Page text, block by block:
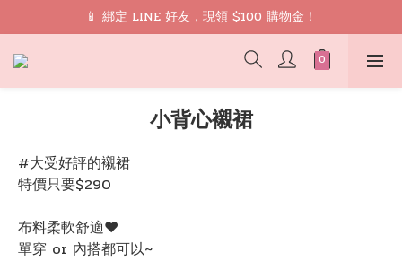
🎁 禮遇： 加入會員領取 9 折 優惠券再免運
📱 綁定 LINE 好友，現領 $100 購物金！
🎁 禮遇： 加入會員領取 9 折 優惠券再免運
小背心襯裙
#大受好評的襯裙
特價只要$290
布料柔軟舒適♥️
單穿 or 內搭都可以~